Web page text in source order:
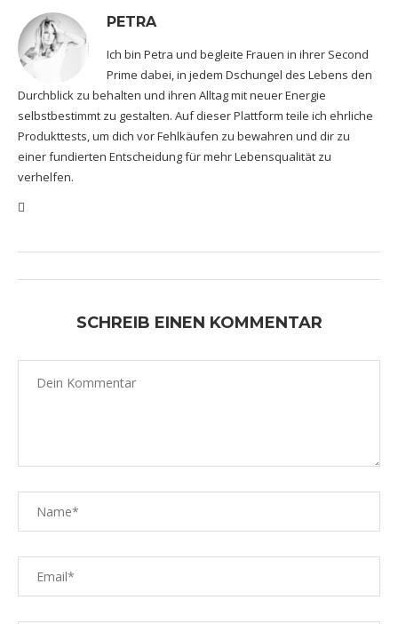
PETRA
Ich bin Petra und begleite Frauen in ihrer Second
Prime dabei, in jedem Dschungel des Lebens den
Durchblick zu behalten und ihren Alltag mit neuer Energie
selbstbestimmt zu gestalten. Auf dieser Plattform teile ich ehrliche
Produkttests, um dich vor Fehlkäufen zu bewahren und dir zu
einer fundierten Entscheidung für mehr Lebensqualität zu
verhelfen.
SCHREIB EINEN KOMMENTAR